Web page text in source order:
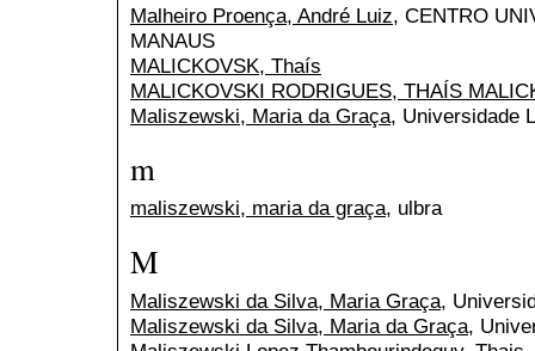
Malheiro Proença, André Luiz, CENTRO
MANAUS
MALICKOVSK, Thaís
MALICKOVSKI RODRIGUES, THAÍS
Maliszewski, Maria da Graça, Universidade
m
maliszewski, maria da graça, ulbra
M
Maliszewski da Silva, Maria Graça,
Maliszewski da Silva, Maria da Graça,